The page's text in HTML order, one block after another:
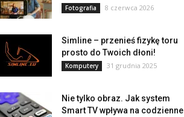
Fotografia 8 czerwca 2026
Simline – przenieś fizykę toru
prosto do Twoich dłoni!
Komputery 31 grudnia 2025
Nie tylko obraz. Jak system
Smart TV wpływa na codzienne